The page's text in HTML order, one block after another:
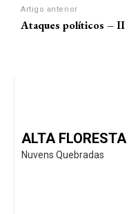
Artigo anterior
Ataques políticos – II
ALTA FLORESTA
Nuvens Quebradas